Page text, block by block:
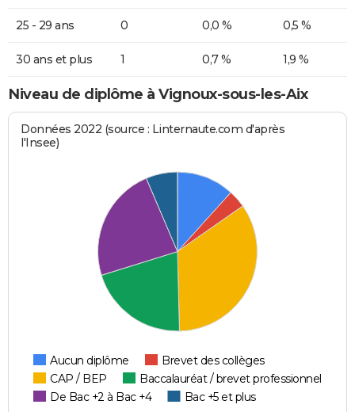
25 - 29 ans 0 0,0 % 0,5 %
30 ans et plus 1 0,7 % 1,9 %
Niveau de diplôme à Vignoux-sous-les-Aix
Données 2022 (source : Linternaute.com d'après
l'Insee)
Aucun diplôme
Brevet des collèges
CAP / BEP
Baccalauréat / brevet professionnel
De Bac +2 à Bac +4
Bac +5 et plus